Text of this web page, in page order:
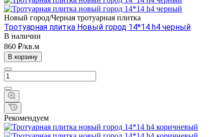
Новый город/Черная тротуарная плитка
Тротуарная плитка Новый город 14*14 h4 черный
В наличии
860 ₽/кв.м
В корзину
Рекомендуем